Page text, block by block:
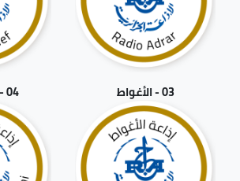
03 - الأغواط 04 - أم البواقي